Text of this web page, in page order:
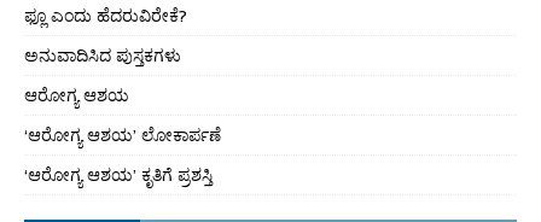
ಫ್ಲೂ ಎಂದು ಹೆದರುವಿರೇಕೆ?
ಅನುವಾದಿಸಿದ ಪುಸ್ತಕಗಳು
ಆರೋಗ್ಯ ಆಶಯ
‘ಆರೋಗ್ಯ ಆಶಯ’ ಲೋಕಾರ್ಪಣೆ
‘ಆರೋಗ್ಯ ಆಶಯ’ ಕೃತಿಗೆ ಪ್ರಶಸ್ತಿ